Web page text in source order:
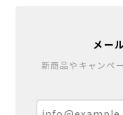
メー
新商品やキャンペ